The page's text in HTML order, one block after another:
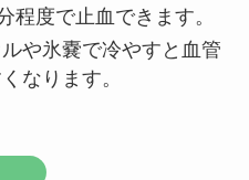
程度で止血できます。
や氷嚢で冷やすと血管
なります。